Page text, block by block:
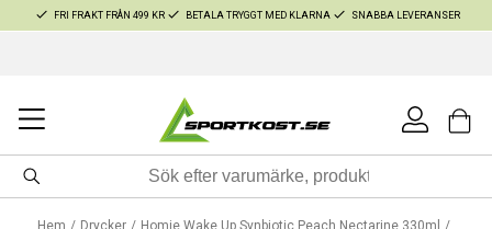
FRI FRAKT FRÅN 499 KR BETALA TRYGGT MED KLARNA SNABBA LEVERANSER
Hem Drycker Homie Wake Up Synbiotic Peach Nectarine 330ml